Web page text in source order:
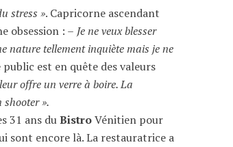
stress ». Capricorne ascendant
obsession : – Je ne veux blesser
nature tellement inquiète mais je ne
est en quête des valeurs
offre un verre à boire. La
shooter ».
31 ans duBistroVénitien pour
sont encore là. La restauratrice a